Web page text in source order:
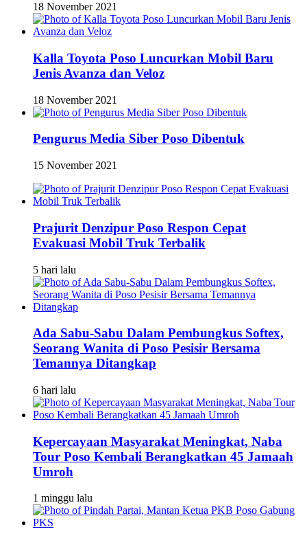
18 November 2021
Kalla Toyota Poso Luncurkan Mobil Baru
Jenis Avanza dan Veloz
18 November 2021
Pengurus Media Siber Poso Dibentuk
15 November 2021
Prajurit Denzipur Poso Respon Cepat
Evakuasi Mobil Truk Terbalik
5 hari lalu
Ada Sabu-Sabu Dalam Pembungkus Softex,
Seorang Wanita di Poso Pesisir Bersama
Temannya Ditangkap
6 hari lalu
Kepercayaan Masyarakat Meningkat, Naba
Tour Poso Kembali Berangkatkan 45 Jamaah
Umroh
1 minggu lalu